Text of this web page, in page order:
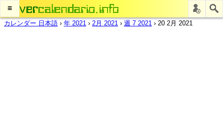
≡
カレンダー 日本語 › 年 2021 › 2月 2021 › 週 7 2021 › 20 2月 2021